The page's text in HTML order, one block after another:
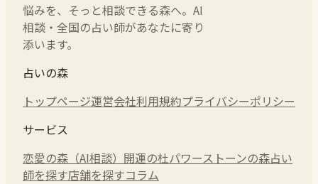
悩みを、そっと相談できる森へ。AI
相談・全国の占い師があなたに寄り
添います。
占いの森
トップページ運営会社利用規約プライバシーポリシー
サービス
恋愛の森（AI相談） 開運の杜パワーストーンの森占い
師を探す店舗を探すコラム